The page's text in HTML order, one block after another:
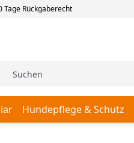
Tage Rückgaberecht
Hundepflege & Schutz